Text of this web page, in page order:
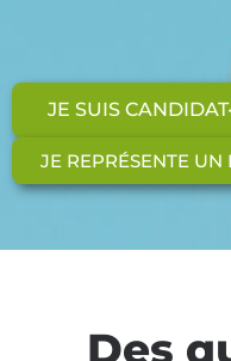
JE SUIS
JE REPRÉSENTE UN
Des